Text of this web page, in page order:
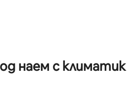
наем с климатик